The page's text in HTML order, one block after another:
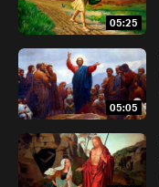
05:25
05:05